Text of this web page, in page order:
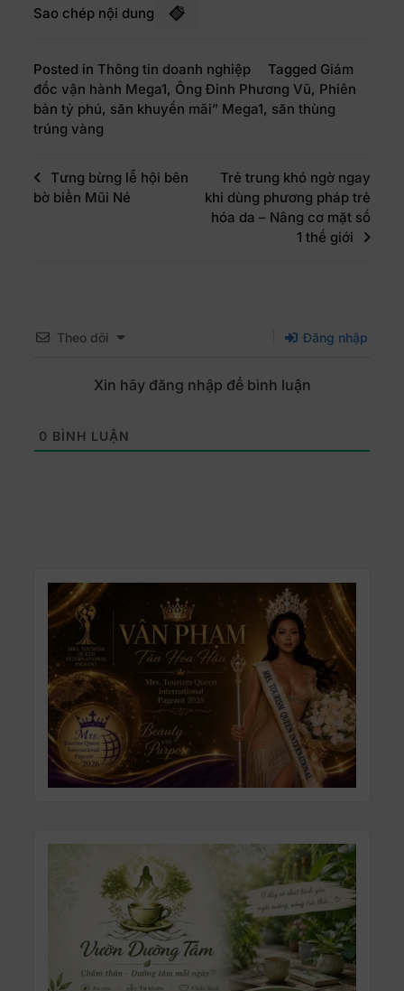
Sao chép nội dung
Posted in Thông tin doanh nghiệp Tagged Giám
đốc vận hành Mega1, Ông Đinh Phương Vũ, Phiên
bản tỷ phú, săn khuyến mãi” Mega1, săn thùng
trúng vàng
Tưng bừng lễ hội bên
bờ biển Mũi Né
Trẻ trung khó ngờ ngay
khi dùng phương pháp trẻ
hóa da – Nâng cơ mặt số
1 thế giới
Theo dõi Đăng nhập
Xin hãy đăng nhập để bình luận
0 BÌNH LUẬN